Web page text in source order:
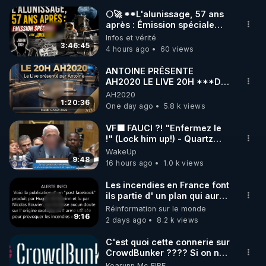
🌱 INSTAGRAM
https://www.instagram.com/rdlr_thierrycasasnovas/
http://rgnr.li/instagram
🌱 LA NEWSLETTER
Pour ne pas rater l’actualité RGNR (stages,
http://rgnr.li/news
🌱 VIDÉOS NON CENSURÉES SUR ODYSEE
Toutes les vidéos Youtube sont aussi sur la
http://rgnr.li/odysee
🌱 LES STAGES EN PRÉSENTIEL
3:46:45
🌕🚀 **L'alunissage, 57 ans
après : Émission spéciale
avec John Doe !** 👨 🚀✨
Infos et vérité
4 hours ago
60 views
1:20:36
ANTOINE PRÉSENTE
AH2020 LE LIVE 20H ***DU
04/08/2026*** 📷LE
GRAND RÉVEIL EST EN
MARCHE 📷
AH2020
One day ago
5.8 k views
9:48
VF🟩 FAUCI ?! "Enfermez le
!" (Lock him up!) - Quartz
Traduction
WakeUp
16 hours ago
1.0 k views
9:16
Les incendies en France font
ils partie d' un plan qui aurait
débuté le 11 septembre 2001
?
Réinformation sur le monde
2 days ago
8.2 k views
C'est quoi cette connerie sur
CrowdBunker ???? Si on ne
peut plus publier, c'est un